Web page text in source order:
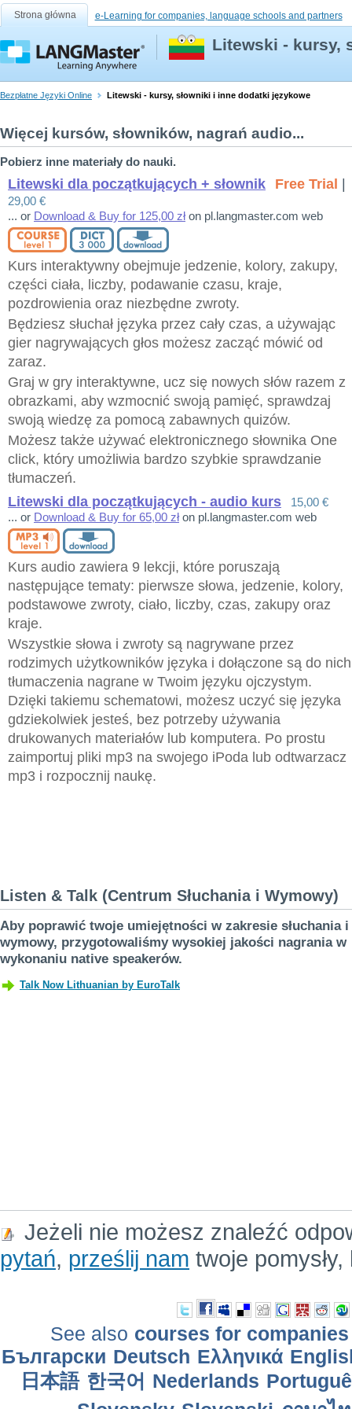
Strona główna e-Learning for companies, language schools and partners
Litewski - kursy,
Bezpłatne Języki Online Litewski - kursy, słowniki i inne dodatki językowe
Więcej kursów, słowników, nagrań audio...
Pobierz inne materiały do nauki.
Litewski dla początkujących + słownik Free Trial
29,00 €
... or Download & Buy for 125,00 złon pl.langmaster.com web
Kurs interaktywny obejmuje jedzenie, kolory, zakupy,
części ciała, liczby, podawanie czasu, kraje,
pozdrowienia oraz niezbędne zwroty.
Będziesz słuchał języka przez cały czas, a używając
gier nagrywających głos możesz zacząć mówić od
zaraz.
Graj w gry interaktywne, ucz się nowych słów razem z
obrazkami, aby wzmocnić swoją pamięć, sprawdzaj
swoją wiedzę za pomocą zabawnych quizów.
Możesz także używać elektronicznego słownika One
click, który umożliwia bardzo szybkie sprawdzanie
tłumaczeń.
Litewski dla początkujących - audio kurs
15,00 €
... or Download & Buy for 65,00 złon pl.langmaster.com web
Kurs audio zawiera 9 lekcji, które poruszają
następujące tematy: pierwsze słowa, jedzenie, kolory,
podstawowe zwroty, ciało, liczby, czas, zakupy oraz
kraje.
Wszystkie słowa i zwroty są nagrywane przez
rodzimych użytkowników języka i dołączone są do nich
tłumaczenia nagrane w Twoim języku ojczystym.
Dzięki takiemu schematowi, możesz uczyć się języka
gdziekolwiek jesteś, bez potrzeby używania
drukowanych materiałów lub komputera. Po prostu
zaimportuj pliki mp3 na swojego iPoda lub odtwarzacz
mp3 i rozpocznij naukę.
Listen & Talk (Centrum Słuchania i Wymowy)
Aby poprawić twoje umiejętności w zakresie słuchania i
wymowy, przygotowaliśmy wysokiej jakości nagrania w
wykonaniu native speakerów.
Jeżeli nie możesz znaleźć
pytań, prześlij nam twoje
See also courses for companies
Български Deutsch Ελληνικά
日本語 한국어 Nederlands